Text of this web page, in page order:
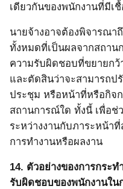
เดียวกันของพนักงานที่มีเ
นายจ้างอาจต้องพิจารณา
ทั้งหมดที่เป็นผลจากสถาน
ความรับผิดชอบที่ขยายกว้
และตัดสินว่าจะสามารถป
ประชุม หรือหน้าที่หรือกิจ
สถานการณ์ใด ทั้งนี้ เพื่อช่
ระหว่างงานกับภาระหน้า
การทำงานหรือผลงาน
14. ตัวอย่างของการกระท
รับผิดชอบของพนักงานใน